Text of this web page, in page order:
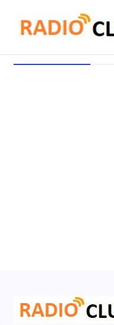
Hombre Solitario en
Hombre